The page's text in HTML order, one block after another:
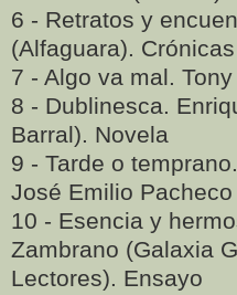
6 - Retratos y
(Alfaguara). Crónicas
7 - Algo va mal.
8 - Dublinesca.
Barral). Novela
9 - Tarde o
José Emilio
10 - Esencia y
Zambrano (Galaxia
Lectores). Ensayo